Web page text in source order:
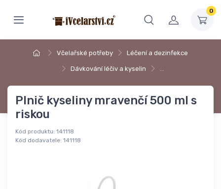
0
Včelařské potřeby Léčení a dezinfekce
Dávkování léčiv a kyselin …
Plnič kyseliny mravenčí 500 ml s
riskou
Kód produktu: 141118
Kód dodavatele: 141118